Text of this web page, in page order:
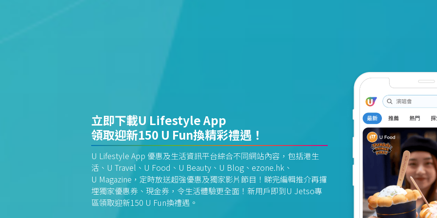
立即下載U Lifestyle App
領取迎新150 U Fun換精彩禮遇！
U Lifestyle App 優惠及生活資訊平台綜合不同網站內容，包括港生
活、U Travel、U Food、U Beauty、U Blog、ezone.hk、
U Magazine，定時放送超強優惠及獨家影片節目！睇完編輯推介再攞
埋獨家優惠券、現金券，令生活體驗更全面！新用戶即到U Jetso專
區領取迎新150 U Fun換禮遇。